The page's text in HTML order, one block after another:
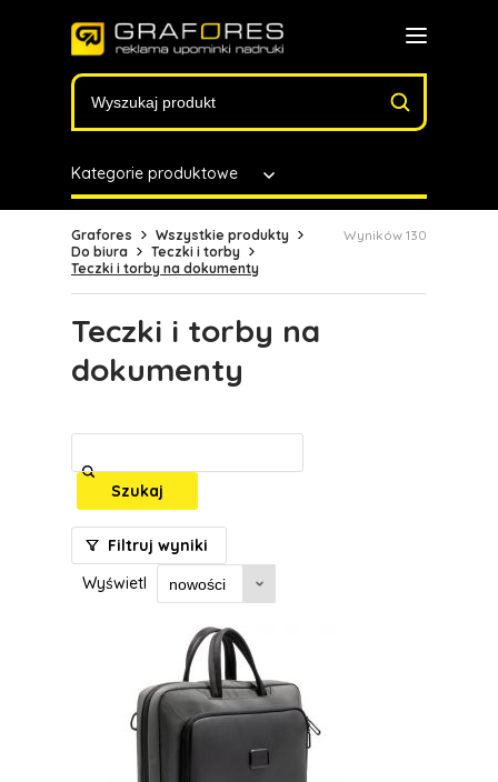
Kategorie produktowe
Grafores
Wszystkie produkty
Do biura
Teczki i torby
Teczki i torby na dokumenty
Wyników 130
Teczki i torby na
dokumenty
Szukaj
Filtruj wyniki
Wyświetl